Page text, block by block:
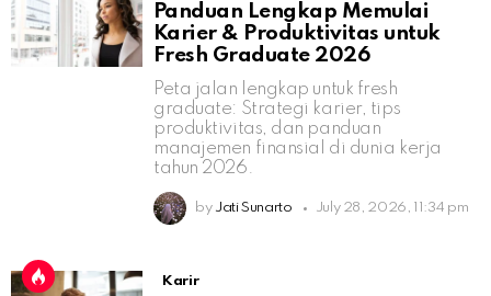
Panduan Lengkap Memulai
Karier & Produktivitas untuk
Fresh Graduate 2026
Peta jalan lengkap untuk fresh
graduate: Strategi karier, tips
produktivitas, dan panduan
manajemen finansial di dunia kerja
tahun 2026.
by Jati Sunarto July 28, 2026, 11:34 pm
Karir